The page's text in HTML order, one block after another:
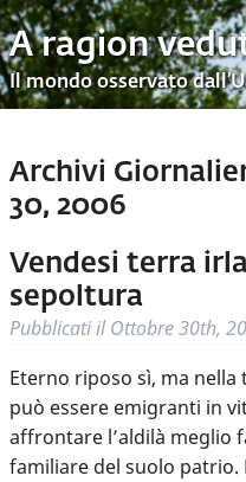
A ragion
Il mondo osservato
Archivi
30, 2006
Vendesi terra
sepoltura
Pubblicati ilOttobre 30th,
Eterno riposo sì, ma
può essere emigranti in
affrontare l’aldilà meglio
familiare del suolo patrio.